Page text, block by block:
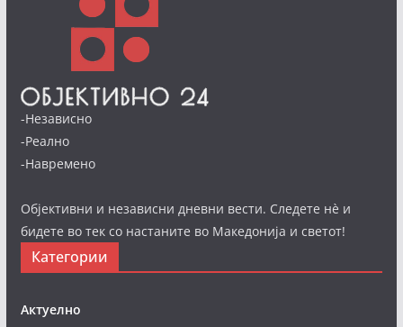
-Независно
-Реално
-Навремено
Објективни и независни дневни вести. Следете нè и
бидете во тек со настаните во Македонија и светот!
Категории
Актуелно